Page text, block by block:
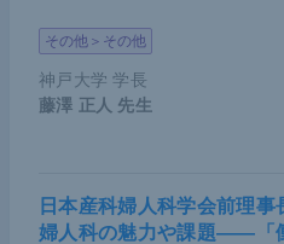
その他＞その他
神戸大学 学長
藤澤 正人 先生
日本産科婦人科学会前理
婦人科の魅力や課題――「